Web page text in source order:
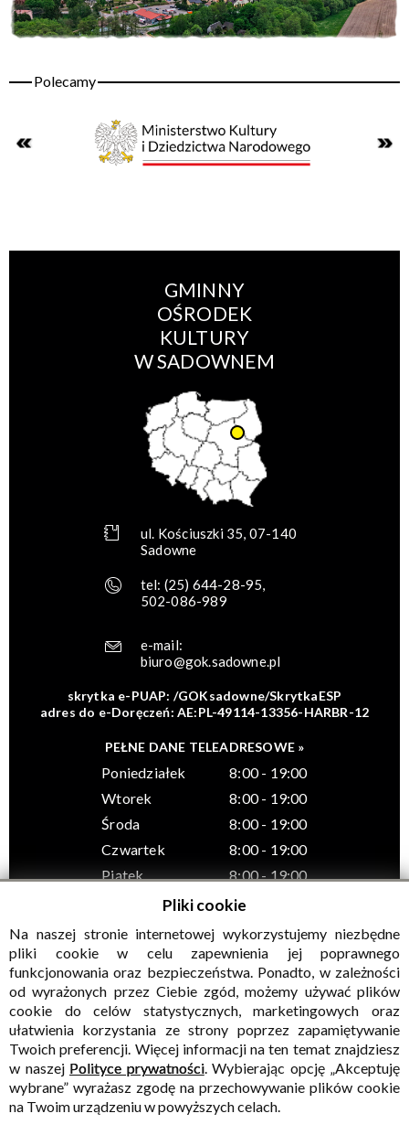
GMINNY
OŚRODEK
KULTURY
W SADOWNEM
ul. Kościuszki 35, 07-140
Sadowne
tel: (25) 644-28-95,
502-086-989
e-mail:
biuro@gok.sadowne.pl
skrytka e-PUAP: /GOKsadowne/SkrytkaESP
adres do e-Doręczeń: AE:PL-49114-13356-HARBR-12
PEŁNE DANE TELEADRESOWE »
Poniedziałek
8:00 - 19:00
Wtorek
8:00 - 19:00
Środa
8:00 - 19:00
Czwartek
8:00 - 19:00
Piątek
8:00 - 19:00
© Wszelkie prawa zastrzeżone, Gminny Ośrodek Kultury w
Sadownem
Pliki cookie
Na naszej stronie internetowej wykorzystujemy niezbędne
pliki cookie w celu zapewnienia jej poprawnego
funkcjonowania oraz bezpieczeństwa. Ponadto, w zależności
od wyrażonych przez Ciebie zgód, możemy używać plików
cookie do celów statystycznych, marketingowych oraz
ułatwienia korzystania ze strony poprzez zapamiętywanie
Twoich preferencji. Więcej informacji na ten temat znajdziesz
w naszej Polityce prywatności. Wybierając opcję „Akceptuję
wybrane” wyrażasz zgodę na przechowywanie plików cookie
na Twoim urządzeniu w powyższych celach.